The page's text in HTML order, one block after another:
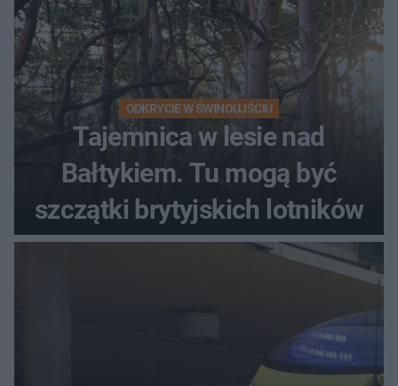
ODKRYCIE W ŚWINOUJŚCIU
Tajemnica w lesie nad
Bałtykiem. Tu mogą być
szczątki brytyjskich lotników